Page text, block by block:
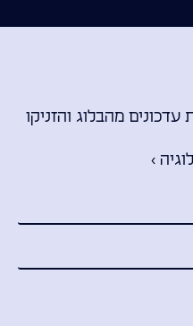
מהבלוג והזניקו
›